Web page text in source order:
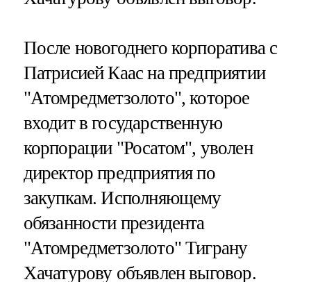
После новогоднего корпоратива с
Патрисией Каас на предприятии
"Атомредметзолото", которое
входит в государственную
корпорации "Росатом", уволен
директор предприятия по
закупкам. Исполняющему
обязанности президента
"Атомредметзолото" Тиграну
Хачатурову объявлен выговор.